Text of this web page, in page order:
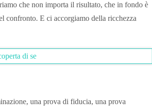
che non importa il risultato, che in fondo è
confronto. E ci accorgiamo della ricchezza
una prova di fiducia, una prova